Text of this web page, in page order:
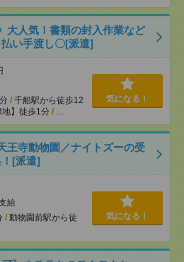
大人気！書類の封入作業など
い手渡し〇[派遣]
/ 千船駅から徒歩12
地】徒歩1分 / …
気になる！
寺動物園／ナイトズーの受
[派遣]
給
/ 動物園前駅から徒
気になる！